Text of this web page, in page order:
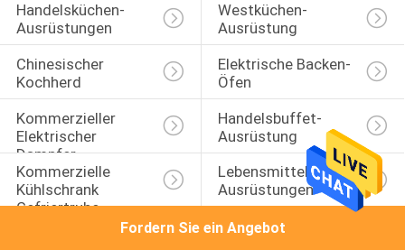
Handelsküchen-
Ausrüstungen
Westküchen-
Ausrüstung
Chinesischer
Kochherd
Elektrische Backen-
Öfen
Kommerzieller
Elektrischer
Dampfer
Handelsbuffet-
Ausrüstung
Kommerzielle
Kühlschrank
Gefriertruhe
Ausrüstungen
Fordern Sie ein Angebot